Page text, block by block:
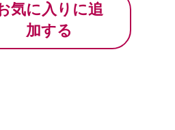
気に入りに追
加する